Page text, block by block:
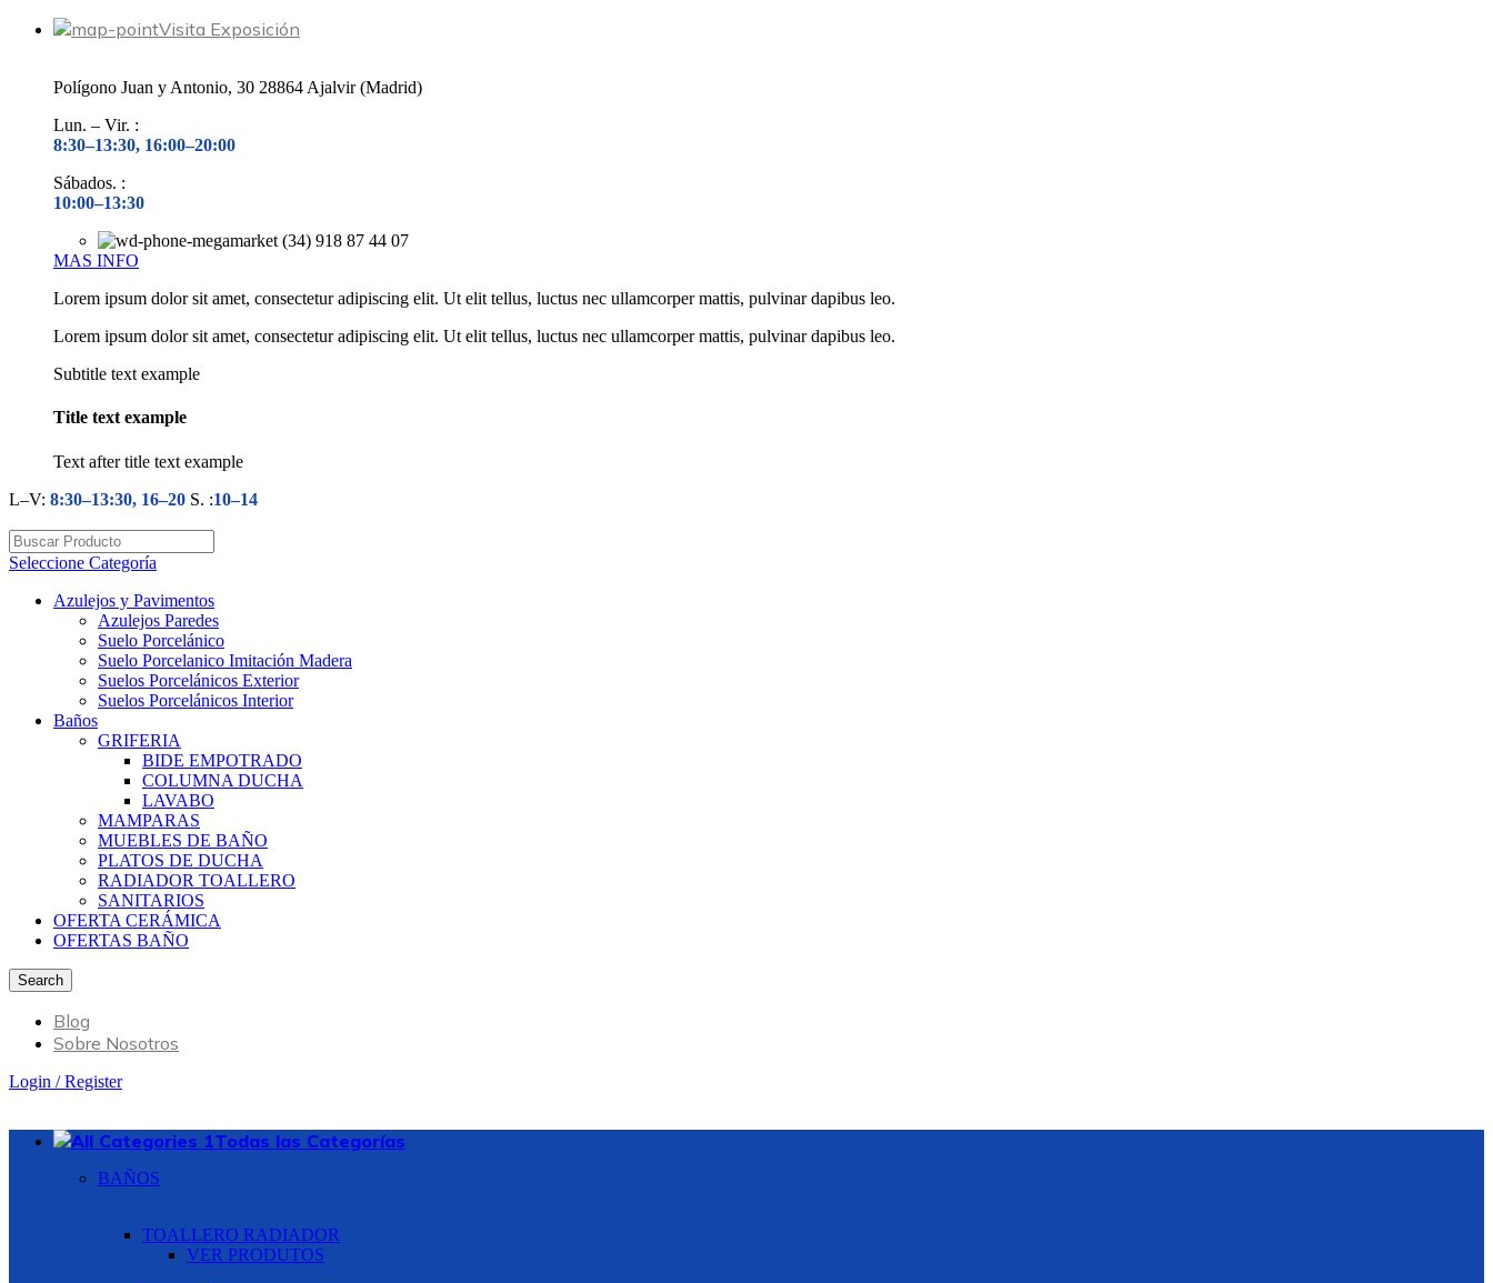
Visita Exposición
Polígono Juan y Antonio, 30 28864 Ajalvir (Madrid)
Lun. – Vir. :
8:30–13:30, 16:00–20:00
Sábados. :
10:00–13:30
(34) 918 87 44 07
MAS INFO
Lorem ipsum dolor sit amet, consectetur adipiscing elit. Ut elit tellus, luctus nec ullamcorper mattis, pulvinar dapibus leo.
Lorem ipsum dolor sit amet, consectetur adipiscing elit. Ut elit tellus, luctus nec ullamcorper mattis, pulvinar dapibus leo.
Subtitle text example
Title text example
Text after title text example
L–V: 8:30–13:30, 16–20 S. :10–14
Seleccione Categoría
Azulejos y Pavimentos
Azulejos Paredes
Suelo Porcelánico
Suelo Porcelanico Imitación Madera
Suelos Porcelánicos Exterior
Suelos Porcelánicos Interior
Baños
GRIFERIA
BIDE EMPOTRADO
COLUMNA DUCHA
LAVABO
MAMPARAS
MUEBLES DE BAÑO
PLATOS DE DUCHA
RADIADOR TOALLERO
SANITARIOS
OFERTA CERÁMICA
OFERTAS BAÑO
Search
Blog
Sobre Nosotros
Login / Register
Todas las Categorías
BAÑOS
TOALLERO RADIADOR
VER PRODUTOS